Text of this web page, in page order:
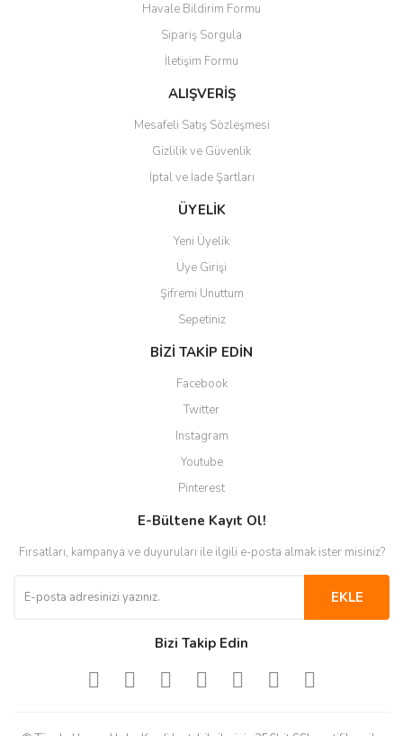
Ürün açıklamasında eksik bilgiler bulunuyor.
Ürün bilgilerinde hatalar bulunuyor.
Ürün fiyatı diğer sitelerden daha pahalı.
Bu ürüne benzer farklı alternatifler olmalı.
Gönder
Havale Bildirim Formu
Sipariş Sorgula
İletişim Formu
ALIŞVERİŞ
Mesafeli Satış Sözleşmesi
Gizlilik ve Güvenlik
İptal ve İade Şartları
ÜYELİK
Yeni Üyelik
Üye Girişi
Şifremi Unuttum
Sepetiniz
BİZİ TAKİP EDİN
Facebook
Twitter
Instagram
Youtube
Pinterest
E-Bültene Kayıt Ol!
Fırsatları, kampanya ve duyuruları ile ilgili e-posta almak ister misiniz?
EKLE
Bizi Takip Edin